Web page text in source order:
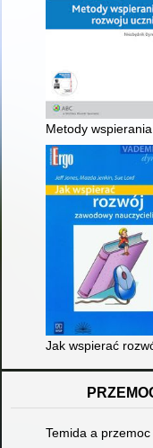
Metody
Jak wspierać
Temida a